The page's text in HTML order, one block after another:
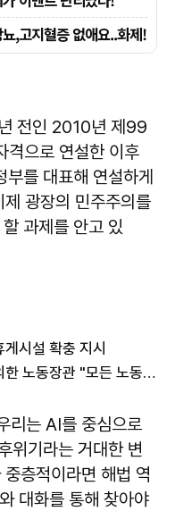
전인 2010년 제99
격으로 연설한 이후
를 대표해 연설하게
광장의 민주주의를
과제를 안고 있
시설 확충 지시
수산·양식업 이주노동자 권익 논의한 노동장관 "모든 노동 인정받아야"
리는 AI를 중심으로
위기라는 거대한 변
층적이라면 해법 역
대화를 통해 찾아야